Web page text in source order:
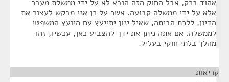
אהוד ברק, אבל החוק הזה הובא לא על ידי ממשלת מעבר
אלא על ידי ממשלה קבועה. אשר על כן אני מבקש לעצור את
הדיון, ללכת הביתה, שאיל ינון יתייעץ עם היועץ המשפטי
לממשלה. אם אתה ניתן את ידך להצביע כאן, עכשיו, זהו
מהלך בלתי חוקי בעליל.
קריאות